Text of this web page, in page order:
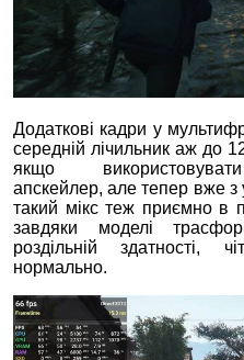
Додаткові кадри у
середній лічильник аж до
якщо
апскейлер, але тепер вже
такий мікс теж приємно в
завдяки моделі
роздільній здатності,
нормально.